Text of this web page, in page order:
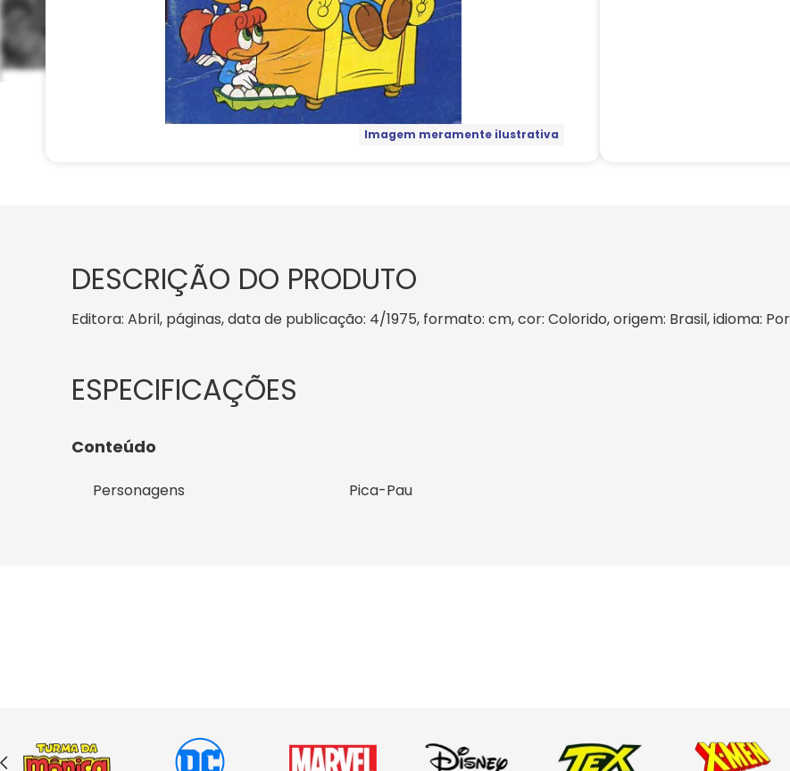
Imagem meramente ilustrativa
DESCRIÇÃO DO PRODUTO
Editora: Abril, páginas, data de publicação: 4/1975, formato: cm, cor: Colorido, origem: Brasil, idioma:
Conteúdo
Personagens Pica-Pau